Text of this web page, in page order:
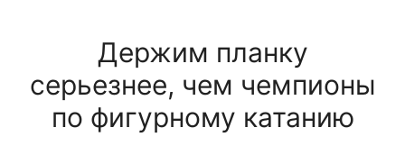
Держим планку
серьезнее, чем чемпионы
по фигурному катанию